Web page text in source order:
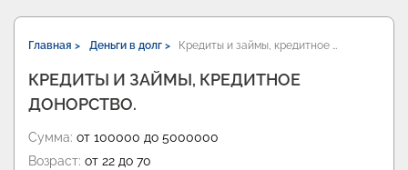
Главная > Деньги в долг > Кредиты и займы, кредитное …
КРЕДИТЫ И ЗАЙМЫ, КРЕДИТНОЕ
ДОНОРСТВО.
Сумма: от 100000 до 5000000
Возраст: от 22 до 70